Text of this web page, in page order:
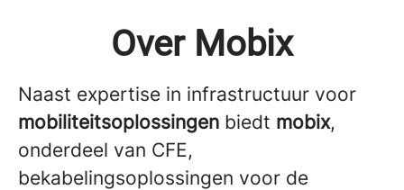
Over Mobix
Naast expertise in infrastructuur voor
mobiliteitsoplossingen biedt mobix,
onderdeel van CFE,
bekabelingsoplossingen voor de